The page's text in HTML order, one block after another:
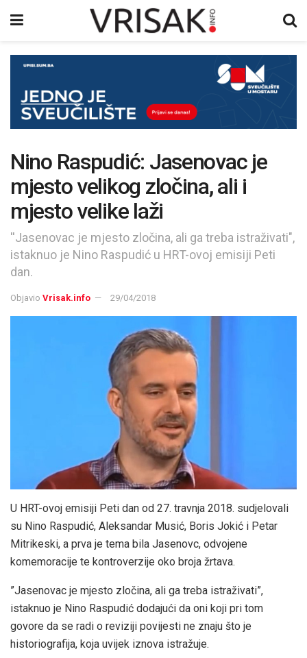
Nino Raspudić: Jasenovac je
mjesto velikog zločina, ali i
mjesto velike laži
''Jasenovac je mjesto zločina, ali ga treba istraživati",
istaknuo je Nino Raspudić u HRT-ovoj emisiji Peti
dan.
Objavio Vrisak.info 29/04/2018
U HRT-ovoj emisiji Peti dan od 27. travnja 2018. sudjelovali
su Nino Raspudić, Aleksandar Musić, Boris Jokić i Petar
Mitrikeski, a prva je tema bila Jasenovc, odvojene
komemoracije te kontroverzije oko broja žrtava.
”Jasenovac je mjesto zločina, ali ga treba istraživati”,
istaknuo je Nino Raspudić dodajući da oni koji pri tom
govore da se radi o reviziji povijesti ne znaju što je
historiografija, koja uvijek iznova istražuje.